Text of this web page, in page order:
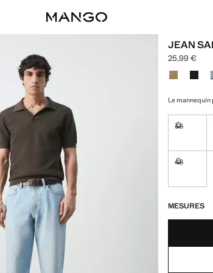
JEAN
Prix actuel
25,99 €
Choisissez
Le mannequin
38
48
MESURES